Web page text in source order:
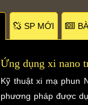
SP MỚI
Ứng dụng xi nano
Kỹ thuật xi mạ phun
phương pháp được